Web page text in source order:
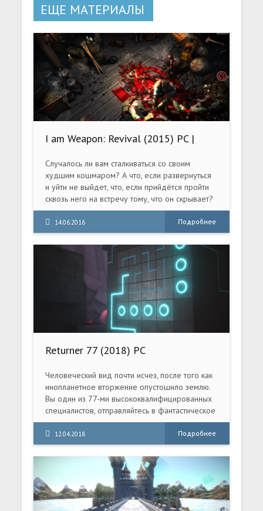
ЕЩЕ МАТЕРИАЛЫ
I am Weapon: Revival (2015) PC |
Cлучалось ли вам сталкиваться со своим
худшим кошмаром? А что, если развернуться
и уйти не выйдет, что, если прийдётся пройти
сквозь него на встречу тому, что он скрывает?
В таком случае стоит запастись горой патронов,
парой стволов поздоровее, и показать всем
кто тут настоящий кошмар. Вам, вместе с
главным героем этой истории предстоит
окунуться в странный, пугающий мир ужаса,
побывать в самых разных уголках этого мира,
узнать как вы сюда попали, и главное - как
выбраться из этого ада.
14.06.2016 Подробнее
Returner 77 (2018) PC
Человеческий вид почти исчез, после того как
инопланетное вторжение опустошило землю.
Вы один из 77-ми высококвалифицированных
специалистов, отправляйтесь в фантастическое
приключение, чтобы спасти человечество.
12.04.2018 Подробнее